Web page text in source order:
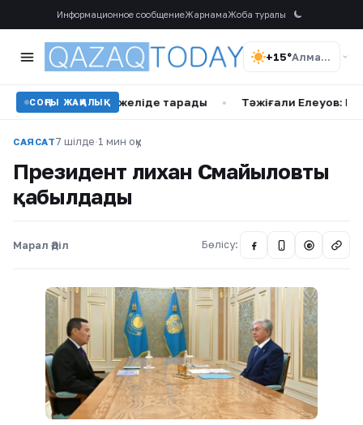
Информационное сообщениеЖарнамаЖоба туралы
+15° Алматы
СОҢҒЫ ЖАҢАЛЫҚ
фотосы желіде тарады • Тәжіғали Елеуов: Рахат
САЯСАТ7 шілде·1 мин оқу
Президент Әлихан Смайыловты
қабылдады
Марал Әділ Бөлісу: @